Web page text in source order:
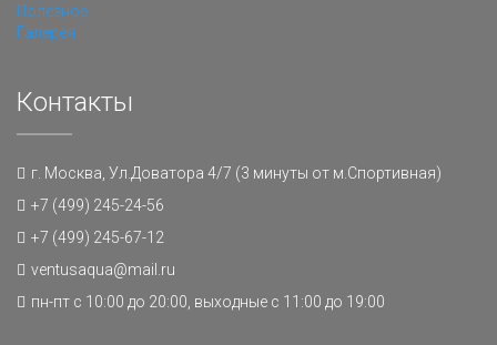
Полезное
Галерея
Контакты
г. Москва, Ул.Доватора 4/7 (3 минуты от м.Спортивная)
+7 (499) 245-24-56
+7 (499) 245-67-12
ventusaqua@mail.ru
пн-пт с 10:00 до 20:00, выходные с 11:00 до 19:00